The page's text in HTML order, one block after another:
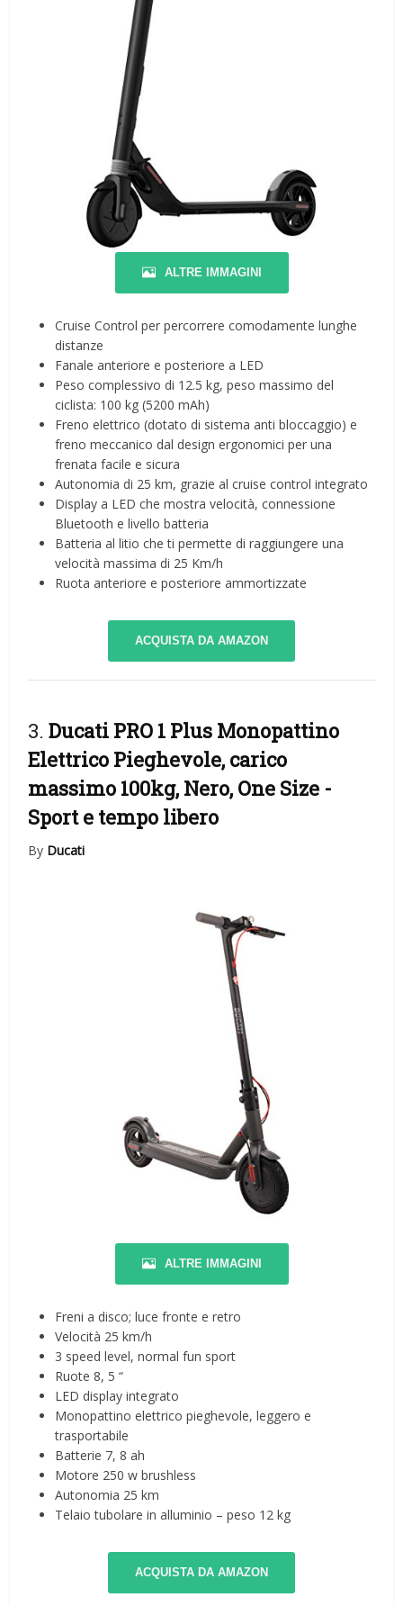
ALTRE IMMAGINI
Cruise Control per percorrere comodamente lunghe
distanze
Fanale anteriore e posteriore a LED
Peso complessivo di 12.5 kg, peso massimo del
ciclista: 100 kg (5200 mAh)
Freno elettrico (dotato di sistema anti bloccaggio) e
freno meccanico dal design ergonomici per una
frenata facile e sicura
Autonomia di 25 km, grazie al cruise control integrato
Display a LED che mostra velocità, connessione
Bluetooth e livello batteria
Batteria al litio che ti permette di raggiungere una
velocità massima di 25 Km/h
Ruota anteriore e posteriore ammortizzate
ACQUISTA DA AMAZON
3.Ducati PRO 1 Plus Monopattino
Elettrico Pieghevole, carico
massimo 100kg, Nero, One Size -
Sport e tempo libero
By Ducati
ALTRE IMMAGINI
Freni a disco; luce fronte e retro
Velocità 25 km/h
3 speed level, normal fun sport
Ruote 8, 5 “
LED display integrato
Monopattino elettrico pieghevole, leggero e
trasportabile
Batterie 7, 8 ah
Motore 250 w brushless
Autonomia 25 km
Telaio tubolare in alluminio – peso 12 kg
ACQUISTA DA AMAZON